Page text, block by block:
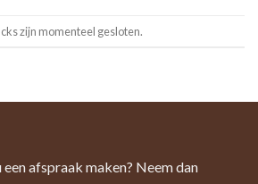
zijn momenteel gesloten.
afspraak maken? Neem dan